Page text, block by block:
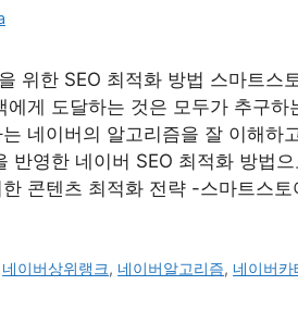
위한 SEO 최적화 방법 스마트스
게 도달하는 것은 모두가 추구
네이버의 알고리즘을 잘 이해하
반영한 네이버 SEO 최적화 방법
콘텐츠 최적화 전략 -스마트스
네이버상위랭크, 네이버알고리즘, 네이버카